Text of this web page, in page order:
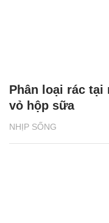
NHỊP SỐNG
Phân loại rác tại
vỏ hộp sữa